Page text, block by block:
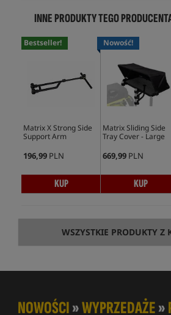
INNE PRODUKTY TEGO
Bestseller!
Matrix X Strong Side
Support Arm
196,99 PLN
KUP
Nowość!
Matrix Sliding Side
Tray Cover - Large
669,99 PLN
KUP
WSZYSTKIE PRODUKTY Z
NOWOŚCI»WYPRZEDAŻE»